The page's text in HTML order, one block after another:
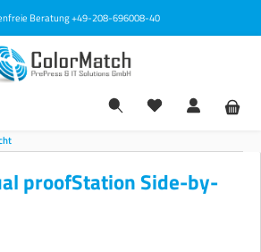
Beratung+49-208-696008-40
proofStation Side-by-